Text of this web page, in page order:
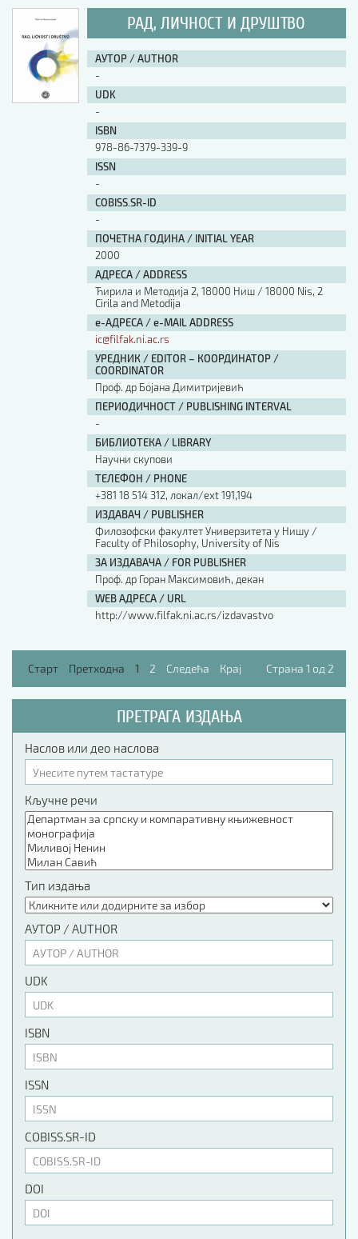
РАД, ЛИЧНОСТ И ДРУШТВО
АУТОР / AUTHOR
-
UDK
-
ISBN
978-86-7379-339-9
ISSN
-
COBISS.SR-ID
-
ПОЧЕТНА ГОДИНА / INITIAL YEAR
2000
АДРЕСА / ADDRESS
Ћирила и Методија 2, 18000 Ниш / 18000 Nis, 2
Cirila and Metodija
е-АДРЕСА / e-MAIL ADDRESS
ic@filfak.ni.ac.rs
УРЕДНИК / EDITOR – КООРДИНАТОР /
COORDINATOR
Проф. др Бојана Димитријевић
ПЕРИОДИЧНОСТ / PUBLISHING INTERVAL
-
БИБЛИОТЕКА / LIBRARY
Научни скупови
ТЕЛЕФОН / PHONE
+381 18 514 312, локал/ext 191,194
ИЗДАВАЧ / PUBLISHER
Филозофски факултет Универзитета у Нишу /
Faculty of Philosophy, University of Nis
ЗА ИЗДАВАЧА / FOR PUBLISHER
Проф. др Горан Максимовић, декан
WEB АДРЕСА / URL
http://www.filfak.ni.ac.rs/izdavastvo
Старт Претходна 1 2 Следећа Крај Страна 1 од 2
ПРЕТРАГА ИЗДАЊА
Наслов или део наслова
Кључне речи
Тип издања
АУТОР / AUTHOR
UDK
ISBN
ISSN
COBISS.SR-ID
DOI